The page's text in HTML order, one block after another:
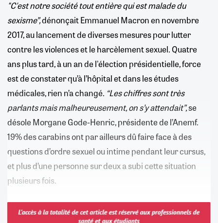
"C'est notre société tout entière qui est malade du
sexisme”,dénonçait Emmanuel Macron en novembre
2017, au lancement de diverses mesures pour lutter
contre les violences et le harcèlement sexuel. Quatre
ans plus tard, à un an de l'élection présidentielle, force
est de constater qu’à l’hôpital et dans les études
médicales, rien n’a changé. “Les chiffres sont très
parlants mais malheureusement, on s’y attendait”,se
désole Morgane Gode-Henric, présidente de l’Anemf.
19% des carabins ont par ailleurs dû faire face à des
questions d’ordre sexuel ou intime pendant leur cursus,
et plus d’une personne sur deux a subi cette situation
plusieurs fois.